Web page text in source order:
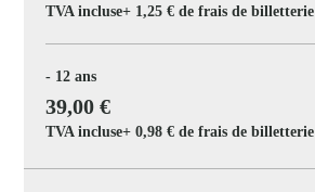
TVA incluse+ 1,25 € de frais de billetterie
- 12 ans
39,00 €
TVA incluse+ 0,98 € de frais de billetterie